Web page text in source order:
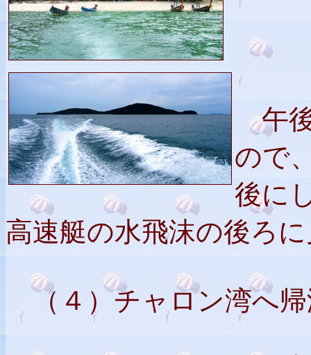
午後
ので
後に
高速艇の水飛沫の後ろ
（４）チャロン湾へ帰